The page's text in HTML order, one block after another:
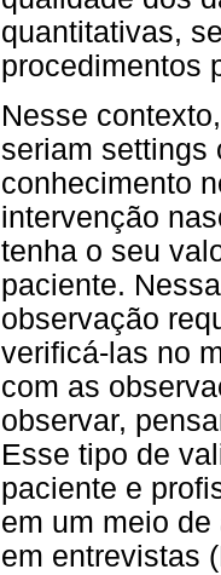
quantitativas,
procedimentos
Nesse
seriam settings
conhecimento
intervenção
tenha o seu
paciente.
observação
verificá-las no
com as
observar,
Esse tipo de
paciente e
em um meio
em entrevistas